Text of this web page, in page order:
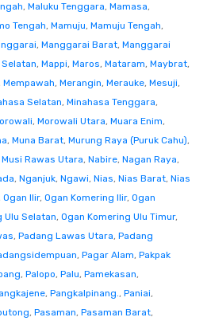
, Maluku Tenggara, Mamasa,
Tengah, Mamuju, Mamuju Tengah,
, Manggarai Barat, Manggarai
, Mappi, Maros, Mataram, Maybrat,
Mempawah, Merangin, Merauke, Mesuji,
Selatan, Minahasa Tenggara,
, Morowali Utara, Muara Enim,
, Muna Barat, Murung Raya (Puruk Cahu),
Musi Rawas Utara, Nabire, Nagan Raya,
, Nganjuk, Ngawi, Nias, Nias Barat, Nias
Ogan Ilir, Ogan Komering Ilir, Ogan
Ulu Selatan, Ogan Komering Ulu Timur,
, Padang Lawas Utara, Padang
, Pagar Alam, Pakpak
, Palopo, Palu, Pamekasan,
, Pangkalpinang., Paniai,
, Pasaman, Pasaman Barat,